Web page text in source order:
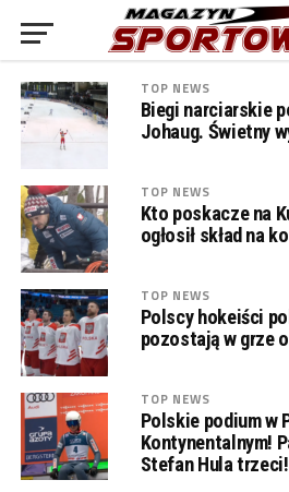
TOP NEWS
Biegi narciarskie
Johaug. Świetny
TOP NEWS
Kto poskacze na
ogłosił skład na
TOP NEWS
Polscy hokeiści
pozostają w grze
TOP NEWS
Polskie podium w
Kontynentalnym!
Stefan Hula trzeci!